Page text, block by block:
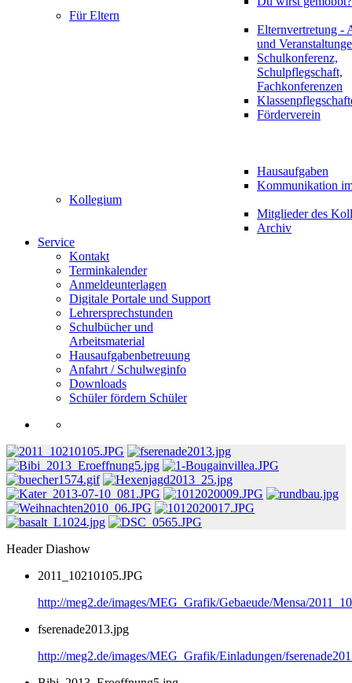
Für Eltern
Elternvertretung -
und
Schulkonferenz,
Schulpflegschaft,
Fachkonferenzen
Förderverein
Hausaufgaben
Kommunikation
Kollegium
Mitglieder des
Archiv
Service
Kontakt
Terminkalender
Anmeldeunterlagen
Digitale Portale und Support
Lehrersprechstunden
Schulbücher und
Arbeitsmaterial
Hausaufgabenbetreuung
Anfahrt / Schulweginfo
Downloads
Schüler fördern Schüler
Header Diashow
2011_10210105.JPG
http://meg2.de/images/MEG_Grafik/Gebaeude/Mensa/
fserenade2013.jpg
http://meg2.de/images/MEG_Grafik/Einladungen/